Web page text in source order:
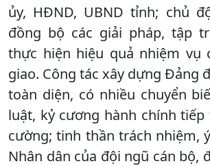
ủy, HĐND, UBND tỉnh; chủ
đồng bộ các giải pháp, tập
thực hiện hiệu quả nhiệm vụ
giao. Công tác xây dựng Đảng
toàn diện, có nhiều chuyển
luật, kỷ cương hành chính
cường; tinh thần trách nhiệm,
Nhân dân của đội ngũ cán bộ,